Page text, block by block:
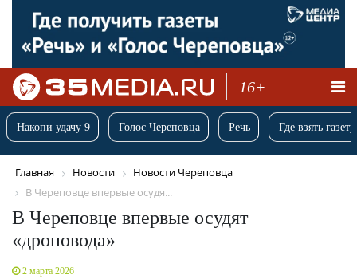
16+
Накопи удачу 9 Голос Череповца Речь Где взять
Главная Новости
Новости Череповца
В Череповце впервые осудя...
В Череповце впервые осудят
«дроповода»
2 марта 2026